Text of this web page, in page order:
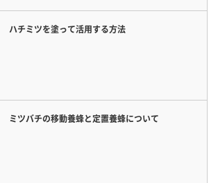
ハチミツを塗って活用する方法
ミツバチの移動養蜂と定置養蜂について